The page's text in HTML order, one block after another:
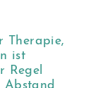
Therapie,
ist
Regel